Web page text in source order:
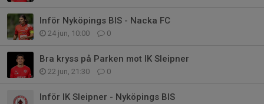
Inför Nyköpings BIS - Nacka FC
24 jun, 10:00 0
Bra kryss på Parken mot IK Sleipner
22 jun, 21:30 0
Inför IK Sleipner - Nyköpings BIS